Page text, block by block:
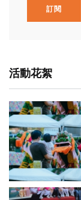
訂閱
活動花絮